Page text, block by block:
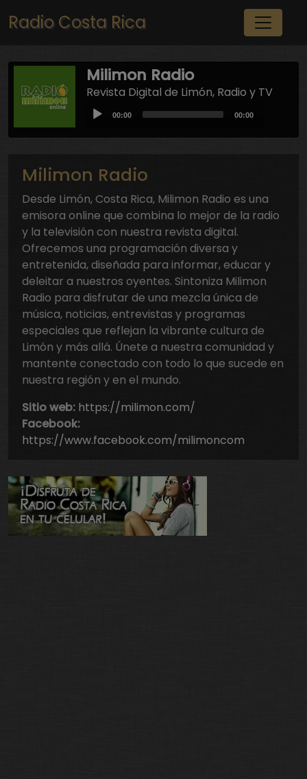
Pasar al contenido principal
Radio Costa Rica
Milimon Radio
Revista Digital de Limón, Radio y TV
Audio
Player
Current
00:00
Total
00:00
Milimon Radio
Desde Limón, Costa Rica, Milimon Radio es una
emisora online que combina lo mejor de la radio
y la televisión con nuestra revista digital.
Ofrecemos una programación diversa y
entretenida, diseñada para informar, educar y
deleitar a nuestros oyentes. Sintoniza Milimon
Radio para disfrutar de una mezcla única de
música, noticias, entrevistas y programas
especiales que reflejan la vibrante cultura de
Limón y más allá. Únete a nuestra comunidad y
mantente conectado con todo lo que sucede en
nuestra región y en el mundo.
Sitio web: https://milimon.com/
Facebook:
https://www.facebook.com/milimoncom